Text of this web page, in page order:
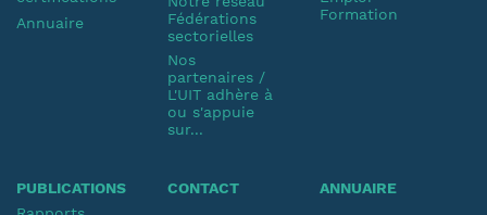
Annuaire
Fédérations
sectorielles
Nos
partenaires /
L'UIT adhère à
ou s'appuie
sur...
Formation
PUBLICATIONS
CONTACT ANNUAIRE